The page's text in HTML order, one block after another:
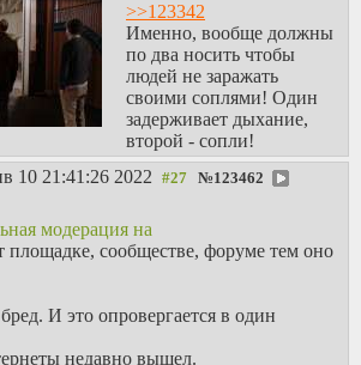
>>123342
Именно, вообще должны
по два носить чтобы
людей не заражать
своими соплями! Один
задерживает дыхание,
второй - сопли!
10 21:41:26 2022 №123462
модерация на
площадке, сообществе, форуме тем оно
И это опровергается в один
недавно вышел.